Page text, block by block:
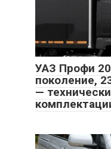
УАЗ Профи
поколение,
—